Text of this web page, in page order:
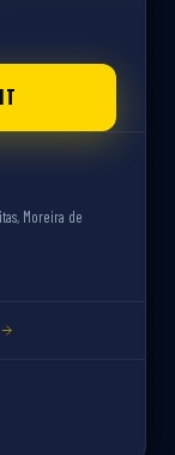
Moreira de